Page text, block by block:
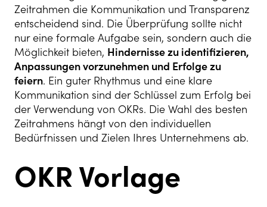
Zeitrahmen die Kommunikation und Transparenz
entscheidend sind. Die Überprüfung sollte nicht
nur eine formale Aufgabe sein, sondern auch die
Möglichkeit bieten, Hindernisse zu identifizieren,
Anpassungen vorzunehmen und Erfolge zu
feiern. Ein guter Rhythmus und eine klare
Kommunikation sind der Schlüssel zum Erfolg bei
der Verwendung von OKRs. Die Wahl des besten
Zeitrahmens hängt von den individuellen
Bedürfnissen und Zielen Ihres Unternehmens ab.
OKR Vorlage